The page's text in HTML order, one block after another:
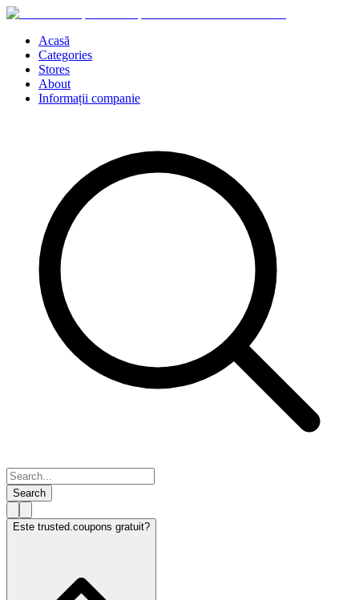
Acasă
Categories
Stores
About
Informații companie
Search
Este trusted.coupons gratuit?